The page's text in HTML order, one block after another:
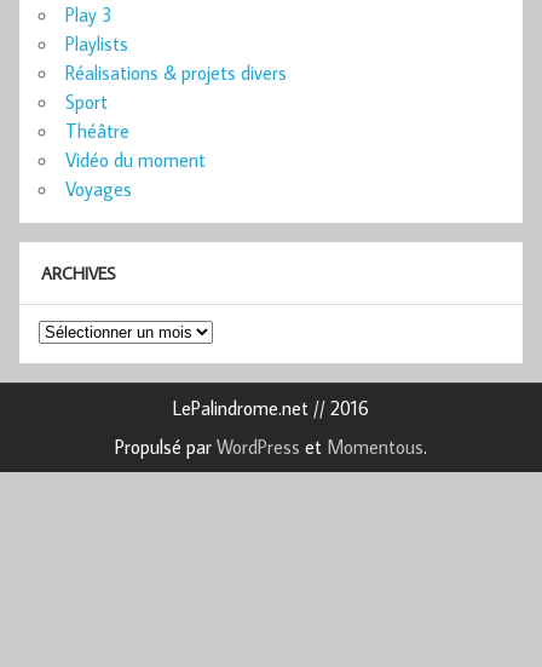
Play 3
Playlists
Réalisations & projets divers
Sport
Théâtre
Vidéo du moment
Voyages
ARCHIVES
Archives
LePalindrome.net // 2016
Propulsé par WordPress et Momentous.